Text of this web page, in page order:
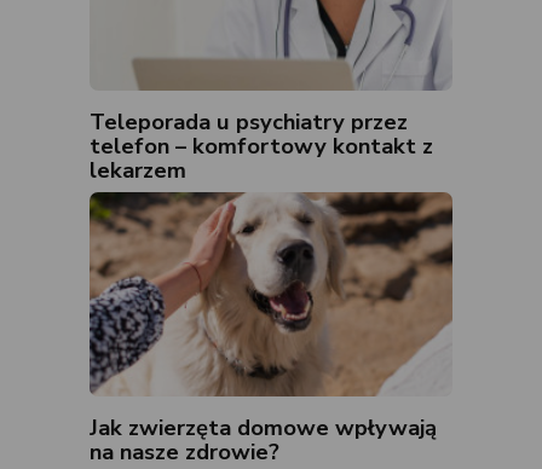
Teleporada u psychiatry przez
telefon – komfortowy kontakt z
lekarzem
Jak zwierzęta domowe wpływają
na nasze zdrowie?